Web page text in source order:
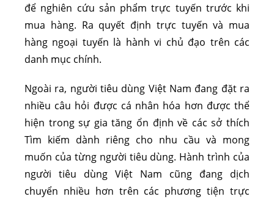
để nghiên cứu sản phẩm trực tuyến trước khi
mua hàng. Ra quyết định trực tuyến và mua
hàng ngoại tuyến là hành vi chủ đạo trên các
danh mục chính.
Ngoài ra, người tiêu dùng Việt Nam đang đặt ra
nhiều câu hỏi được cá nhân hóa hơn được thể
hiện trong sự gia tăng ổn định về các sở thích
Tìm kiếm dành riêng cho nhu cầu và mong
muốn của từng người tiêu dùng. Hành trình của
người tiêu dùng Việt Nam cũng đang dịch
chuyển nhiều hơn trên các phương tiện trực